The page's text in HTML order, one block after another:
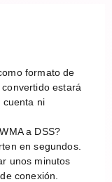
formato de
estará
ni
a DSS?
en segundos.
unos minutos
conexión.